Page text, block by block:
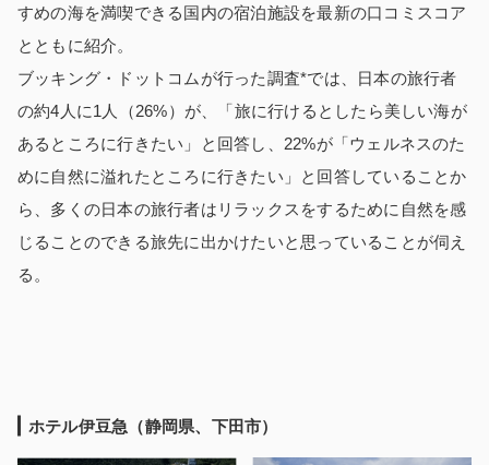
すめの海を満喫できる国内の宿泊施設を最新の口コミスコア
とともに紹介。
ブッキング・ドットコムが行った調査*では、日本の旅行者
の約4人に1人（26%）が、「旅に行けるとしたら美しい海が
あるところに行きたい」と回答し、22%が「ウェルネスのた
めに自然に溢れたところに行きたい」と回答していることか
ら、多くの日本の旅行者はリラックスをするために自然を感
じることのできる旅先に出かけたいと思っていることが伺え
る。
ホテル伊豆急（静岡県、下田市）